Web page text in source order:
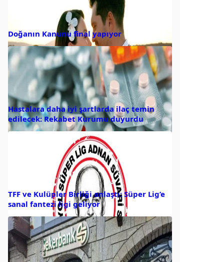
Doğanın Kanunu final yapıyor
Hastalara daha iyi şartlarda ilaç temin
edilecek: Rekabet Kurumu duyurdu
TFF ve Kulüpler Birliği anlaştı: Süper Lig’e
sanal fantezi ligi geliyor